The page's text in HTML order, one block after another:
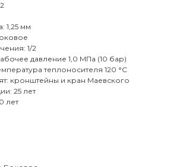
1,25 мм
1/2
давление 1,0 МПа (10 бар)
теплоносителя 120 °С
кронштейны и кран Маевского
25 лет
лет